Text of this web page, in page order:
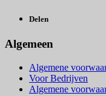
Delen
Algemeen
Algemene
Voor Bedrijven
Algemene